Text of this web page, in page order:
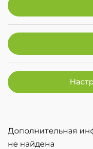
Дополнительная
не найдена